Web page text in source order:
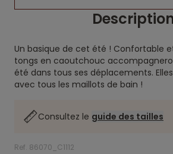
Un basique de cet été ! Confortable
tongs en caoutchouc
été dans tous ses déplacements.
avec tous les maillots de bain !
Consultez le guide des tailles
Ref. 86070_C1112